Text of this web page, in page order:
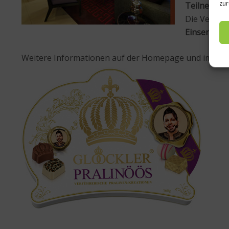
Die
Weitere Informationen auf der Homepage und im